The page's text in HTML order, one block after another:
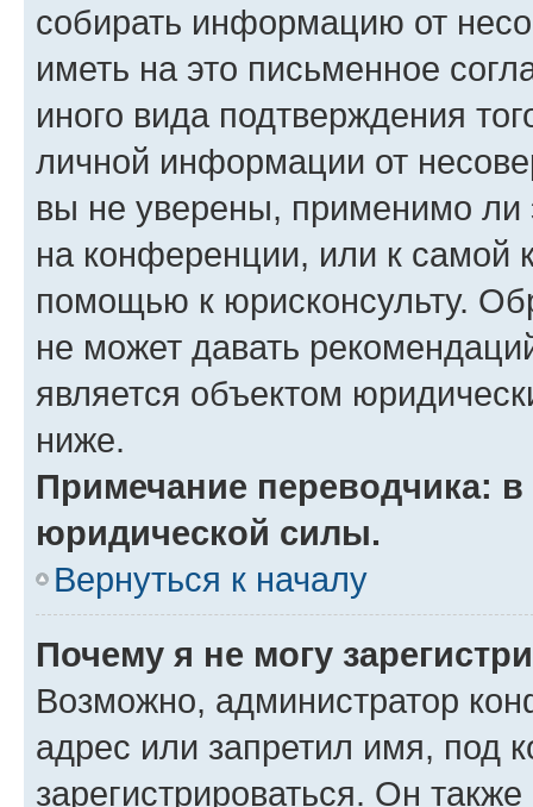
собирать информацию от
иметь на это письменное
иного вида подтверждения
личной информации от
вы не уверены, применимо ли
на конференции, или к самой
помощью к юрисконсульту.
не может давать
является объектом
ниже.
Примечание переводчика:
юридической силы.
Вернуться к началу
Почему я не могу
Возможно, администратор
адрес или запретил имя, под
зарегистрироваться. Он